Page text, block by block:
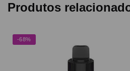
Produtos
-68%